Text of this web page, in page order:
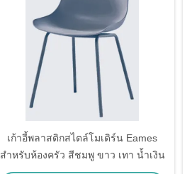
เก้าอี้พลาสติกสไตล์โมเดิร์น Eames
สำหรับห้องครัว สีชมพู ขาว เทา น้ำเงิน